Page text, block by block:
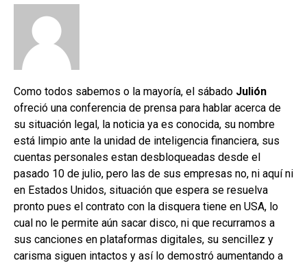
Como todos sabemos o la mayoría, el sábado Julión
ofreció una conferencia de prensa para hablar acerca de
su situación legal, la noticia ya es conocida, su nombre
está limpio ante la unidad de inteligencia financiera, sus
cuentas personales estan desbloqueadas desde el
pasado 10 de julio, pero las de sus empresas no, ni aquí ni
en Estados Unidos, situación que espera se resuelva
pronto pues el contrato con la disquera tiene en USA, lo
cual no le permite aún sacar disco, ni que recurramos a
sus canciones en plataformas digitales, su sencillez y
carisma siguen intactos y así lo demostró aumentando a